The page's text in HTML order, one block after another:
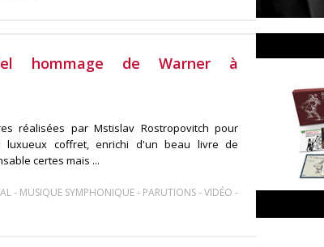
hommage de Warner à
réalisées par Mstislav Rostropovitch pour
coffret, enrichi d'un beau livre de
certes mais ...
- MUSIQUE SYMPHONIQUE- PARUTIONS-VIDÉO -